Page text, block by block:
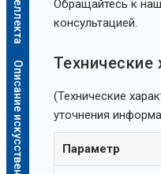
Обращайтесь к
консультацией.
Технические
(Технические
уточнения
Параметр